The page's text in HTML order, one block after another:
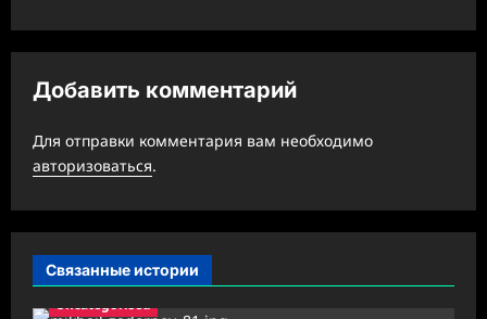
я
з
а
п
и
Добавить комментарий
Для отправки комментария вам необходимо
авторизоваться.
Связанные истории
Uncategorised